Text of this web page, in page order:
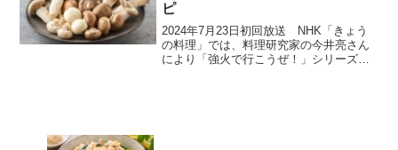
ピ
2024年7月23日初回放送 NHK「きょう
の料理」では、料理研究家の今井亮さん
により「強火で行こうぜ！」シリーズか